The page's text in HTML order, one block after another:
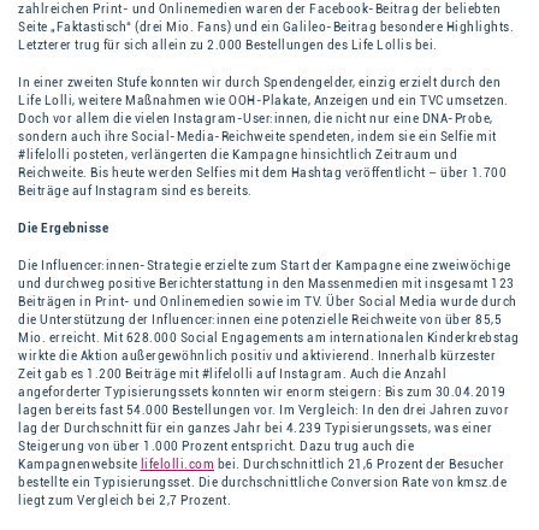
zahlreichen Print- und Onlinemedien waren der Facebook-Beitrag der beliebten
Seite „Faktastisch“ (drei Mio. Fans) und ein Galileo-Beitrag besondere Highlights.
Letzterer trug für sich allein zu 2.000 Bestellungen des Life Lollis bei.
In einer zweiten Stufe konnten wir durch Spendengelder, einzig erzielt durch den
Life Lolli, weitere Maßnahmen wie OOH-Plakate, Anzeigen und ein TVC umsetzen.
Doch vor allem die vielen Instagram-User:innen, die nicht nur eine DNA-Probe,
sondern auch ihre Social-Media-Reichweite spendeten, indem sie ein Selfie mit
#lifelolli posteten, verlängerten die Kampagne hinsichtlich Zeitraum und
Reichweite. Bis heute werden Selfies mit dem Hashtag veröffentlicht – über 1.700
Beiträge auf Instagram sind es bereits.
Die Ergebnisse
Die Influencer:innen-Strategie erzielte zum Start der Kampagne eine zweiwöchige
und durchweg positive Berichterstattung in den Massenmedien mit insgesamt 123
Beiträgen in Print- und Onlinemedien sowie im TV. Über Social Media wurde durch
die Unterstützung der Influencer:innen eine potenzielle Reichweite von über 85,5
Mio. erreicht. Mit 628.000 Social Engagements am internationalen Kinderkrebstag
wirkte die Aktion außergewöhnlich positiv und aktivierend. Innerhalb kürzester
Zeit gab es 1.200 Beiträge mit #lifelolli auf Instagram. Auch die Anzahl
angeforderter Typisierungssets konnten wir enorm steigern: Bis zum 30.04.2019
lagen bereits fast 54.000 Bestellungen vor. Im Vergleich: In den drei Jahren zuvor
lag der Durchschnitt für ein ganzes Jahr bei 4.239 Typisierungssets, was einer
Steigerung von über 1.000 Prozent entspricht. Dazu trug auch die
Kampagnenwebsite lifelolli.com bei. Durchschnittlich 21,6 Prozent der Besucher
bestellte ein Typisierungsset. Die durchschnittliche Conversion Rate von kmsz.de
liegt zum Vergleich bei 2,7 Prozent.